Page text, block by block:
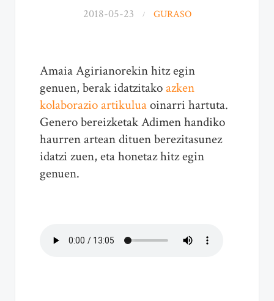
2018-05-23 GURASO
Amaia Agirianorekin hitz egin
genuen, berak idatzitakoazken
kolaborazio artikuluaoinarri hartuta.
Genero bereizketak Adimen handiko
haurren artean dituen berezitasunez
idatzi zuen, eta honetaz hitz egin
genuen.